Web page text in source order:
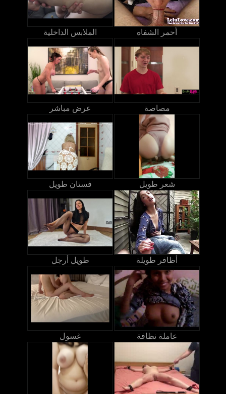
الملابس الداخلية أحمر الشفاه
عرض مباشر مصاصة
فستان طويل شعر طويل
طويل أرجل أظافر طويلة
غسول عاملة نظافة